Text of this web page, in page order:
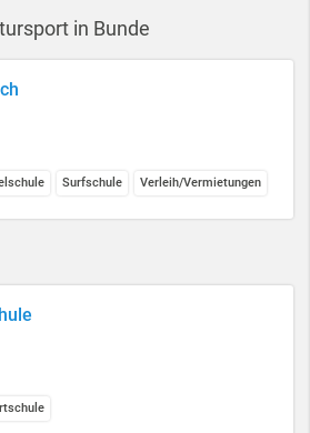
in Bunde
Surfschule Verleih/Vermietungen